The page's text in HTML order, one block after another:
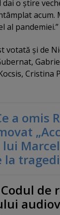
dai o ştire
acum.
al pandemiei.”
votată şi de
Cristina
a omis
Marcel
la
de